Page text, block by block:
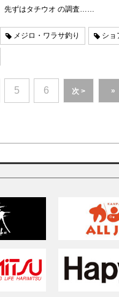
先ずはタチウオ の調査……
メジロ・ワラサ釣り ショ
5 6 次 > »